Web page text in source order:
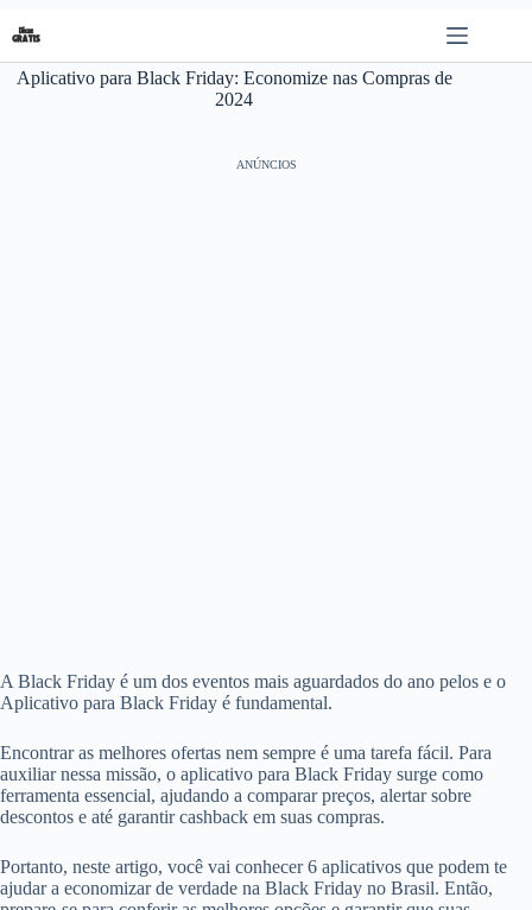
para
o
conteúdo
Aplicativo para Black Friday: Economize nas Compras de
2024
ANÚNCIOS
A Black Friday é um dos eventos mais aguardados do ano pelos e o
Aplicativo para Black Friday é fundamental.
Encontrar as melhores ofertas nem sempre é uma tarefa fácil. Para
auxiliar nessa missão, o aplicativo para Black Friday surge como
ferramenta essencial, ajudando a comparar preços, alertar sobre
descontos e até garantir cashback em suas compras.
Portanto, neste artigo, você vai conhecer 6 aplicativos que podem te
ajudar a economizar de verdade na Black Friday no Brasil. Então,